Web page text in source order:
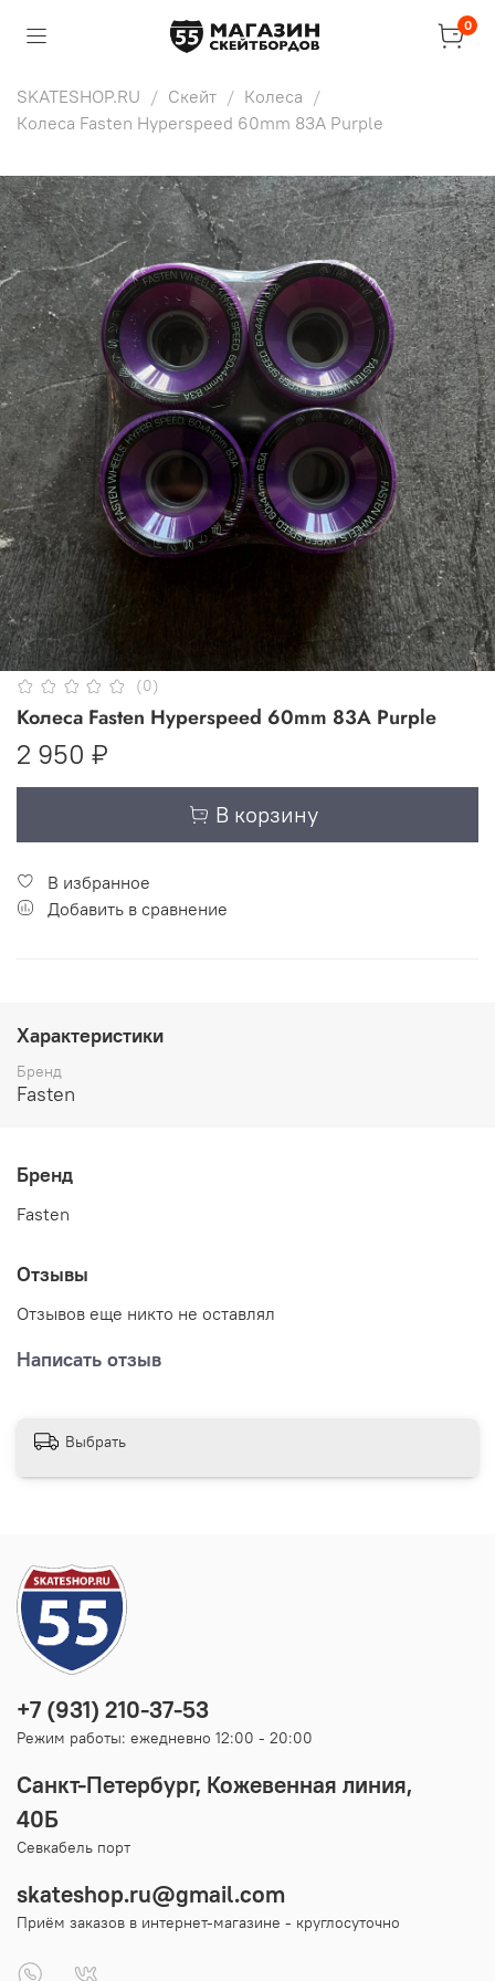
0
SKATESHOP.RU Скейт
Колеса
Колеса Fasten Hyperspeed 60mm 83A Purple
(0)
Колеса Fasten Hyperspeed 60mm 83A Purple
2 950 ₽
В корзину
В избранное
Добавить в сравнение
Характеристики
Бренд
Fasten
Бренд
Fasten
Отзывы
Отзывов еще никто не оставлял
Написать отзыв
Выбрать
+7 (931) 210-37-53
Режим работы: ежедневно 12:00 - 20:00
Санкт-Петербург, Кожевенная линия,
40Б
Севкабель порт
skateshop.ru@gmail.com
Приём заказов в интернет-магазине - круглосуточно